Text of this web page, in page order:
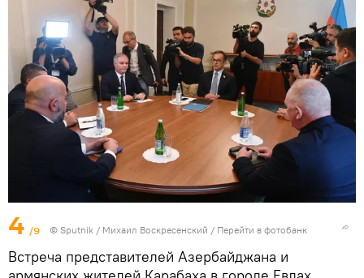
4 /9 © Sputnik / Михаил Воскресенский / Перейти в фотобанк
Встреча представителей Азербайджана и